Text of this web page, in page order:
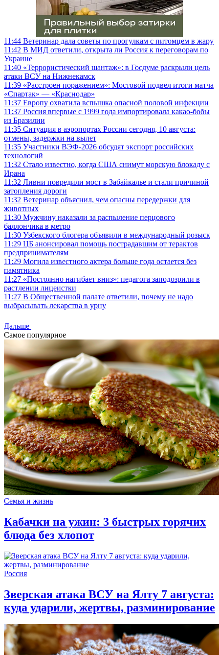
11:44 Ветеринар дала советы по прогулкам с питомцем в жару
11:42 В МИД ответили, открыта ли Россия к переговорам по
Украине
11:40 «Террористический шантаж»: в Госдуме раскрыли цель
атаки ВСУ на Нижнекамск
11:39 «Расстроен поражением»: Мостовой подвел итоги матча
«Спартак» — «Краснодар»
11:37 Европу охватила вспышка опасной половой инфекции
11:37 Россия впервые с 1999 года импортировала какао-бобы
из Бразилии
11:35 Ситуация в аэропортах России сегодня, 10 августа:
отмены, задержки на вылет
11:35 Участники ВЭФ-2026 обсудят экспорт российских
технологий
11:32 Стало известно, когда США снимут морскую блокаду с
Ирана
11:32 Ливни повредили мост в Забайкалье и стали причиной
затопления дороги
11:32 Ветеринар объяснил, чем опасны передержки для
животных
11:30 Мужчину наказали за распыление перцового
баллончика в метро
11:30 Узбекского блогера объявили в международный розыск
11:29 ЦБ анонсировал помощь пострадавшим от терактов
предпринимателям
11:29 Могила известного актера больше года остается без
памятника
11:27 «Постоянно нагибает вниз»: педагога заподозрили в
растлении лицеистки
11:27 В Общественной палате ответили, почему не надо
выбрасывать лекарства в урну
Дальше
Самое популярное
Семья и жизнь
Кабачки на ужин: 3 быстрых горячих
блюда без хлопот
Россия
Зверская атака ВСУ на Ялту 7 августа:
куда ударили, жертвы, разминирование